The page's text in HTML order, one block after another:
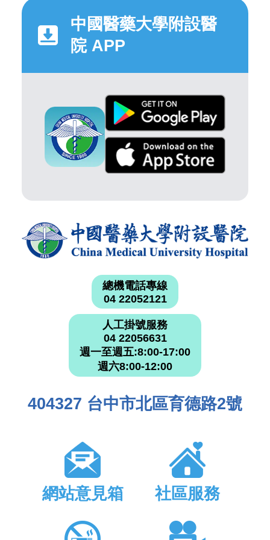
中國醫藥大學附設醫
院 APP
總機電話專線
04 22052121
人工掛號服務
04 22056631
週一至週五:8:00-17:00
週六8:00-12:00
404327 台中市北區育德路2號
網站意見箱 社區服務